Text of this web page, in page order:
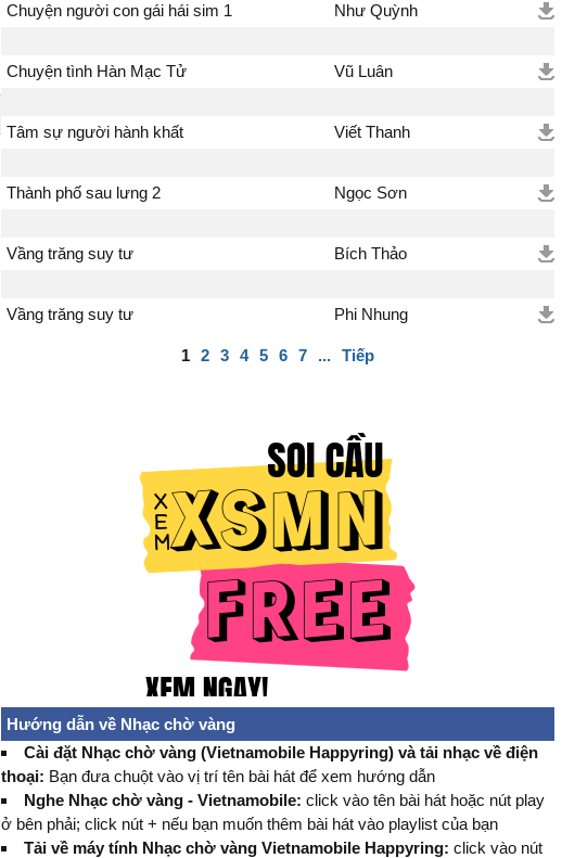
Chuyện người con gái hái sim 1 Như Quỳnh
Chuyện tình Hàn Mạc Tử Vũ Luân
Tâm sự người hành khất Viết Thanh
Thành phố sau lưng 2 Ngọc Sơn
Vầng trăng suy tư Bích Thảo
Vầng trăng suy tư Phi Nhung
1 2 3 4 5 6 7 ... Tiếp
Hướng dẫn về Nhạc chờ vàng
Cài đặt Nhạc chờ vàng (Vietnamobile Happyring) và tải nhạc về điện
thoại: Bạn đưa chuột vào vị trí tên bài hát để xem hướng dẫn
Nghe Nhạc chờ vàng - Vietnamobile: click vào tên bài hát hoặc nút play
ở bên phải; click nút + nếu bạn muốn thêm bài hát vào playlist của bạn
Tải về máy tính Nhạc chờ vàng Vietnamobile Happyring: click vào nút